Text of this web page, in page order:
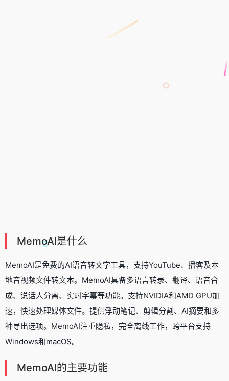
MemoAI是什么
MemoAI是免费的AI语音转文字工具，支持YouTube、播客及本
地音视频文件转文本。MemoAI具备多语言转录、翻译、语音合
成、说话人分离、实时字幕等功能。支持NVIDIA和AMD GPU加
速，快速处理媒体文件。提供浮动笔记、剪辑分割、AI摘要和多
种导出选项。MemoAI注重隐私，完全离线工作，跨平台支持
Windows和macOS。
MemoAI的主要功能